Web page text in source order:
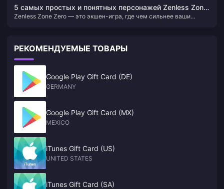
5 самых простых и понятных персонажей Zenless Zone
Zero — настолько легких, что играть может каждый
Zenless Zone Zero — это экшен-игра, где чем сильнее ваши
«подключи и играй».
РЕКОМЕНДУЕМЫЕ ТОВАРЫ
Google Play Gift Card (DE)
GERMANY
Google Play Gift Card (MX)
MEXICO
iTunes Gift Card (US)
UNITED STATES
iTunes Gift Card (SA)